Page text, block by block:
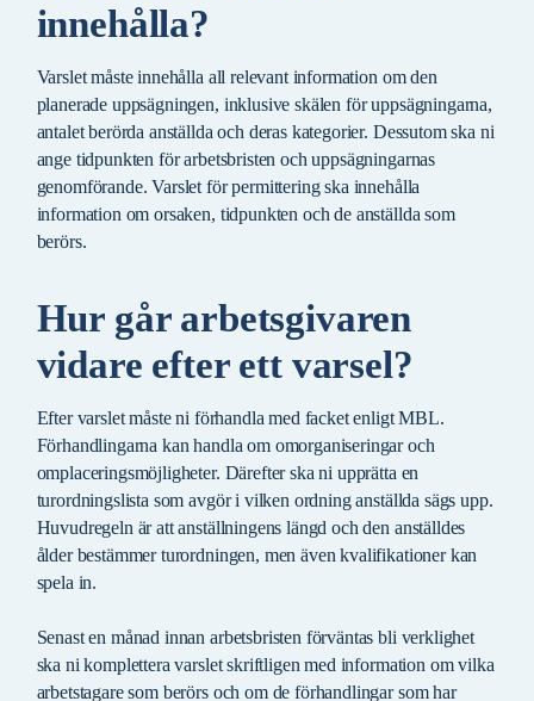
innehålla?
Varslet måste innehålla all relevant information om den
planerade uppsägningen, inklusive skälen för uppsägningarna,
antalet berörda anställda och deras kategorier. Dessutom ska ni
ange tidpunkten för arbetsbristen och uppsägningarnas
genomförande. Varslet för permittering ska innehålla
information om orsaken, tidpunkten och de anställda som
berörs.
Hur går arbetsgivaren
vidare efter ett varsel?
Efter varslet måste ni förhandla med facket enligt MBL.
Förhandlingarna kan handla om omorganiseringar och
omplaceringsmöjligheter. Därefter ska ni upprätta en
turordningslista som avgör i vilken ordning anställda sägs upp.
Huvudregeln är att anställningens längd och den anställdes
ålder bestämmer turordningen, men även kvalifikationer kan
spela in.
Senast en månad innan arbetsbristen förväntas bli verklighet
ska ni komplettera varslet skriftligen med information om vilka
arbetstagare som berörs och om de förhandlingar som har